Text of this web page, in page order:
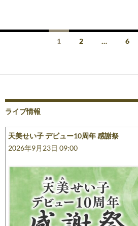
ナ
ゲ
ー
シ
ョ
ン
1 2 … 6
ライブ情報
天美せい子 デビュー10周年 感謝祭
2026年9月23日 09:00